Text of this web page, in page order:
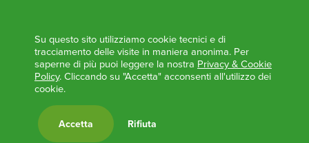
impegno e determinazione delle istituzioni”
AGENDA
‘ANCORA UNA VOLTA LA TOSCANA TRACCIA LA
L’ITALIA BOCCIATA DALL’UE
Feste Unità in Toscana 2024
Su questo sito utilizziamo cookie tecnici e di
tracciamento delle visite in maniera anonima. Per
saperne di più puoi leggere la nostra Privacy & Cookie
Policy. Cliccando su "Accetta" acconsenti all'utilizzo dei
cookie.
Accetta Rifiuta